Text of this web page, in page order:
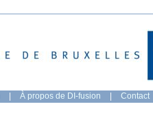
| À propos de DI-fusion | Contact